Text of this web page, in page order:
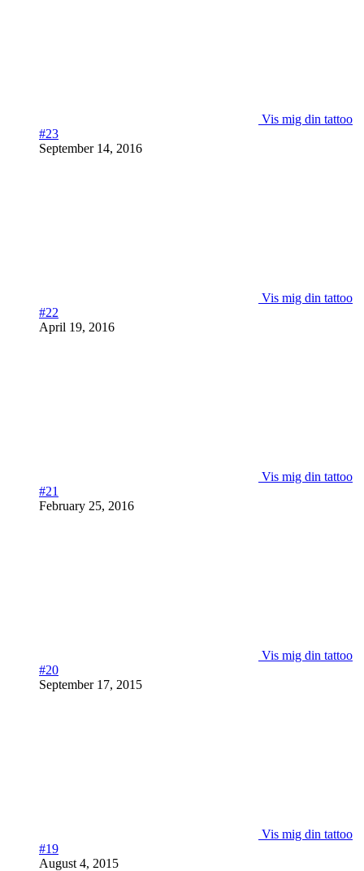
Vis mig din tattoo
#23
September 14, 2016
Vis mig din tattoo
#22
April 19, 2016
Vis mig din tattoo
#21
February 25, 2016
Vis mig din tattoo
#20
September 17, 2015
Vis mig din tattoo
#19
August 4, 2015